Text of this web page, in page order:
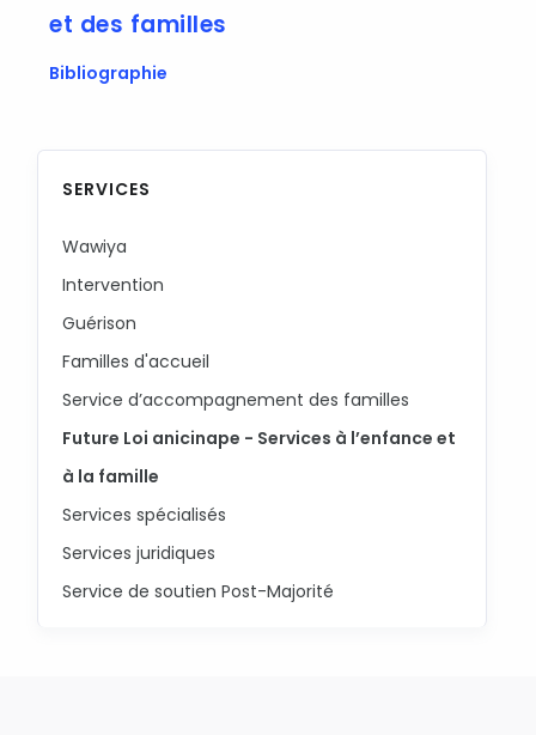
et des familles
Bibliographie
SERVICES
Wawiya
Intervention
Guérison
Familles d'accueil
Service d’accompagnement des familles
Future Loi anicinape - Services à l’enfance et
à la famille
Services spécialisés
Services juridiques
Service de soutien Post-Majorité